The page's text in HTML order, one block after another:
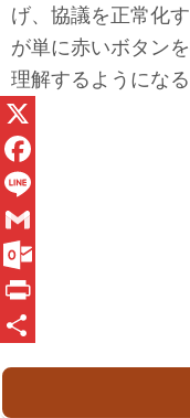
げ、協議を正常化
が単に赤いボタン
理解するようにな
X
F
a
c
e
b
L
n
e
G
m
a
O
uP